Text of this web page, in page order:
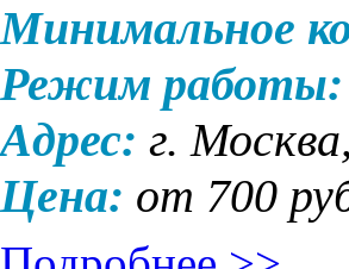
Минимальное
Режим работы:
Адрес: г. Москва,
Цена: от 700